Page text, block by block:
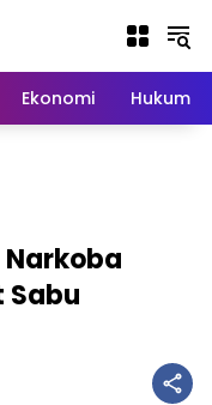
Ekonomi Hukum
Sabu